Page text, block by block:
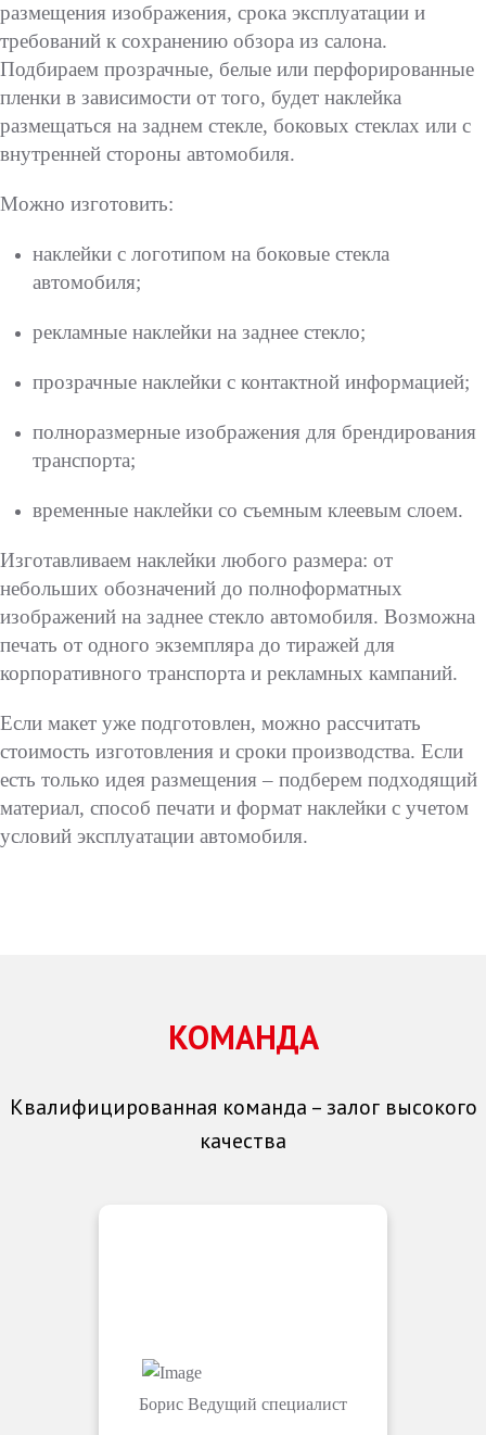
размещения изображения, срока эксплуатации и
требований к сохранению обзора из салона.
Подбираем прозрачные, белые или перфорированные
пленки в зависимости от того, будет наклейка
размещаться на заднем стекле, боковых стеклах или с
внутренней стороны автомобиля.
Можно изготовить:
наклейки с логотипом на боковые стекла
автомобиля;
рекламные наклейки на заднее стекло;
прозрачные наклейки с контактной информацией;
полноразмерные изображения для брендирования
транспорта;
временные наклейки со съемным клеевым слоем.
Изготавливаем наклейки любого размера: от
небольших обозначений до полноформатных
изображений на заднее стекло автомобиля. Возможна
печать от одного экземпляра до тиражей для
корпоративного транспорта и рекламных кампаний.
Если макет уже подготовлен, можно рассчитать
стоимость изготовления и сроки производства. Если
есть только идея размещения – подберем подходящий
материал, способ печати и формат наклейки с учетом
условий эксплуатации автомобиля.
КОМАНДА
Квалифицированная команда – залог высокого
качества
Борис Ведущий специалист